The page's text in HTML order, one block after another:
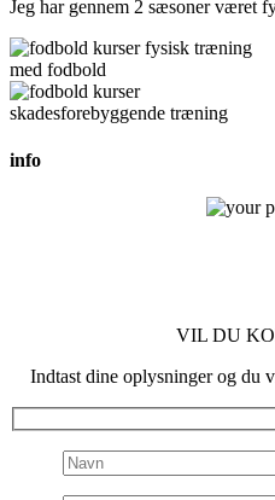
Jeg har gennem 2 sæsoner været
info
VIL DU
Indtast dine oplysninger og du